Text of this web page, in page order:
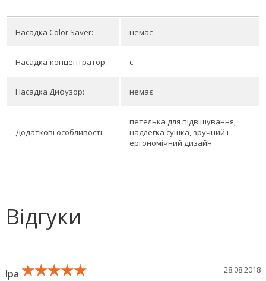
Насадка Color Saver: немає
Насадка-концентратор: є
Насадка Дифузор: немає
Додаткові особливості:
петелька для підвішування,
надлегка сушка, зручний і
ергономічний дизайн
Відгуки
Іра ★★★★★
★★★★★
★★★★★ 28.08.2018